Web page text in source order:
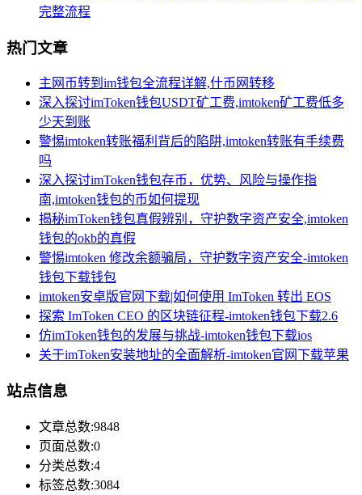
完整流程
热门文章
主网币转到im钱包全流程详解,什币网转移
深入探讨imToken钱包USDT矿工费,imtoken矿工费低多
少天到账
警惕imtoken转账福利背后的陷阱,imtoken转账有手续费
吗
深入探讨imToken钱包存币，优势、风险与操作指
南,imtoken钱包的币如何提现
揭秘imToken钱包真假辨别，守护数字资产安全,imtoken
钱包的okb的真假
警惕imtoken 修改余额骗局，守护数字资产安全-imtoken
钱包下载钱包
imtoken安卓版官网下载|如何使用 ImToken 转出 EOS
探索 ImToken CEO 的区块链征程-imtoken钱包下载2.6
仿imToken钱包的发展与挑战-imtoken钱包下载ios
关于imToken安装地址的全面解析-imtoken官网下载苹果
站点信息
文章总数:9848
页面总数:0
分类总数:4
标签总数:3084